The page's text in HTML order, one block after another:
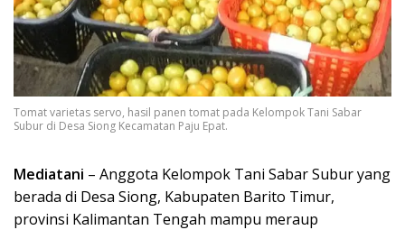
Tomat varietas servo, hasil panen tomat pada Kelompok Tani Sabar
Subur di Desa Siong Kecamatan Paju Epat.
Mediatani – Anggota Kelompok Tani Sabar Subur yang
berada di Desa Siong, Kabupaten Barito Timur,
provinsi Kalimantan Tengah mampu meraup